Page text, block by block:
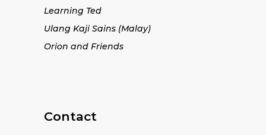
Learning Ted
Ulang Kaji Sains (Malay)
Orion and Friends
Contact